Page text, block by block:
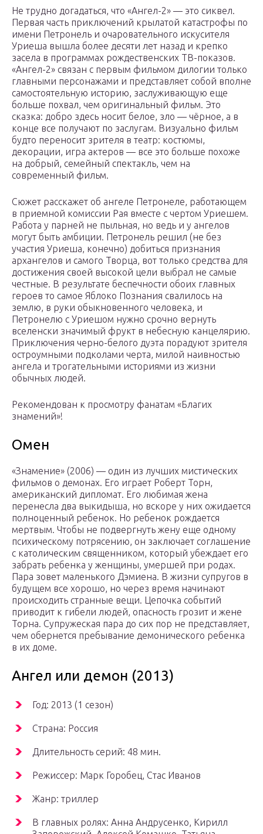
Не трудно догадаться, что «Ангел-2» — это сиквел.
Первая часть приключений крылатой катастрофы по
имени Петронель и очаровательного искусителя
Уриеша вышла более десяти лет назад и крепко
засела в программах рождественских ТВ-показов.
«Ангел-2» связан с первым фильмом дилогии только
главными персонажами и представляет собой вполне
самостоятельную историю, заслуживающую еще
больше похвал, чем оригинальный фильм. Это
сказка: добро здесь носит белое, зло — чёрное, а в
конце все получают по заслугам. Визуально фильм
будто переносит зрителя в театр: костюмы,
декорации, игра актеров — все это больше похоже
на добрый, семейный спектакль, чем на
современный фильм.
Сюжет расскажет об ангеле Петронеле, работающем
в приемной комиссии Рая вместе с чертом Уриешем.
Работа у парней не пыльная, но ведь и у ангелов
могут быть амбиции. Петронель решил (не без
участия Уриеша, конечно) добиться признания
архангелов и самого Творца, вот только средства для
достижения своей высокой цели выбрал не самые
честные. В результате беспечности обоих главных
героев то самое Яблоко Познания свалилось на
землю, в руки обыкновенного человека, и
Петронелю с Уриешом нужно срочно вернуть
вселенски значимый фрукт в небесную канцелярию.
Приключения черно-белого дуэта порадуют зрителя
остроумными подколами черта, милой наивностью
ангела и трогательными историями из жизни
обычных людей.
Рекомендован к просмотру фанатам «Благих
знамений»!
Омен
«Знамение» (2006) — один из лучших мистических
фильмов о демонах. Его играет Роберт Торн,
американский дипломат. Его любимая жена
перенесла два выкидыша, но вскоре у них ожидается
полноценный ребенок. Но ребенок рождается
мертвым. Чтобы не подвергнуть жену еще одному
психическому потрясению, он заключает соглашение
с католическим священником, который убеждает его
забрать ребенка у женщины, умершей при родах.
Пара зовет маленького Дэмиена. В жизни супругов в
будущем все хорошо, но через время начинают
происходить странные вещи. Цепочка событий
приводит к гибели людей, опасность грозит и жене
Торна. Супружеская пара до сих пор не представляет,
чем обернется пребывание демонического ребенка
в их доме.
Ангел или демон (2013)
Год: 2013 (1 сезон)
Страна: Россия
Длительность серий: 48 мин.
Режиссер: Марк Горобец, Стас Иванов
Жанр: триллер
В главных ролях: Анна Андрусенко, Кирилл